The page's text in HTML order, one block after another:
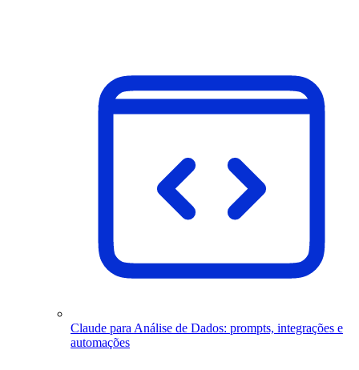
Claude para Análise de Dados: prompts, integrações e
automações